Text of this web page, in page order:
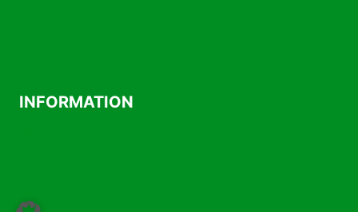
INFORMATION
Widerrufsrecht